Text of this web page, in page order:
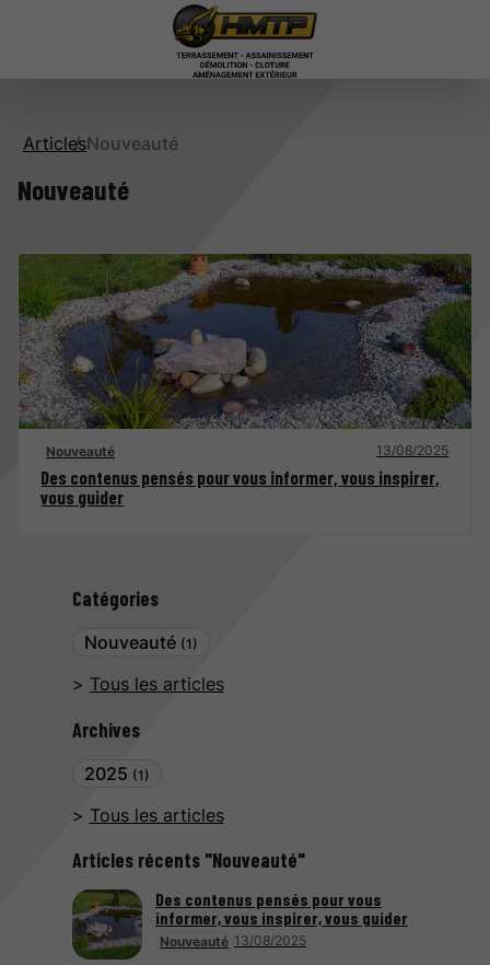
Catégories
Nouveauté (1)
Tous les articles
Archives
2025 (1)
Tous les articles
Articles récents "Nouveauté"
Nouveauté 13/08/2025
Des contenus pensés pour vous
informer, vous inspirer, vous guider
ArticlesNouveauté
Nouveauté
Nouveauté 13/08/2025
Des contenus pensés pour vous informer, vous inspirer,
vous guider